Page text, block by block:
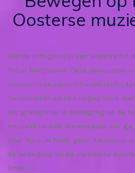
Oosterse
Van de pittige stijl van Shakira tot
Tribal Bellydance. Deze jaarcursus
vrouwen van verschillende
Oezbekistan en ben opgegroeid
jou graag mee in beweging op de
muziekklanken. Na een paar uur ga
naar huis. Je hoeft geen
de beweging en de muziek te
(meer…)